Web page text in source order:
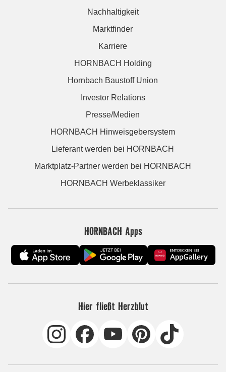
Nachhaltigkeit
Marktfinder
Karriere
HORNBACH Holding
Hornbach Baustoff Union
Investor Relations
Presse/Medien
HORNBACH Hinweisgebersystem
Lieferant werden bei HORNBACH
Marktplatz-Partner werden bei HORNBACH
HORNBACH Werbeklassiker
HORNBACH Apps
Hier fließt Herzblut